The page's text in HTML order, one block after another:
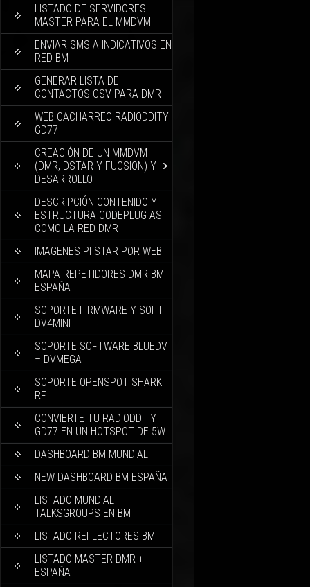
LISTADO DE SERVIDORES
MASTER PARA EL MMDVM
ENVIAR SMS A INDICATIVOS EN
RED BM
GENERAR LISTA DE
CONTACTOS CSV PARA DMR
WEB CACHARREO RADIODDITY
GD77
CREACIÓN DE UN MMDVM
(DMR, DSTAR Y FUCSION) Y
DESARROLLO
DESCRIPCIÓN CONTENIDO Y
ESTRUCTURA CODEPLUG ASI
COMO LA RED DMR
IMAGENES PI STAR POR WEB
MAPA REPETIDORES DMR BM
ESPAÑA
SOPORTE FIRMWARE Y SOFT
DV4MINI
SOPORTE SOFTWARE BLUEDV
– DVMEGA
SOPORTE OPENSPOT SHARK
RF
CONVIERTE TU RADIODDITY
GD77 EN UN HOTSPOT DE 5W
DASHBOARD BM MUNDIAL
NEW DASHBOARD BM ESPAÑA
LISTADO MUNDIAL
TALKSGROUPS EN BM
LISTADO REFLECTORES BM
LISTADO MASTER DMR +
ESPAÑA